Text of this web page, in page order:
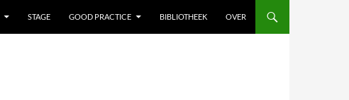
STAGE GOOD PRACTICE BIBLIOTHEEK OVER